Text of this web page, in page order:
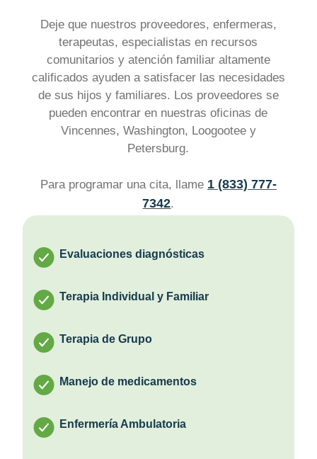
Deje que nuestros proveedores, enfermeras,
terapeutas, especialistas en recursos
comunitarios y atención familiar altamente
calificados ayuden a satisfacer las necesidades
de sus hijos y familiares. Los proveedores se
pueden encontrar en nuestras oficinas de
Vincennes, Washington, Loogootee y
Petersburg.
Para programar una cita, llame 1 (833) 777-
7342.
Evaluaciones diagnósticas
Terapia Individual y Familiar
Terapia de Grupo
Manejo de medicamentos
Enfermería Ambulatoria